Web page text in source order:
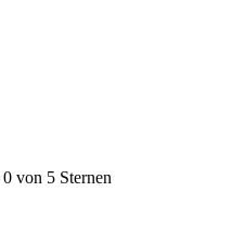
von 5 Sternen